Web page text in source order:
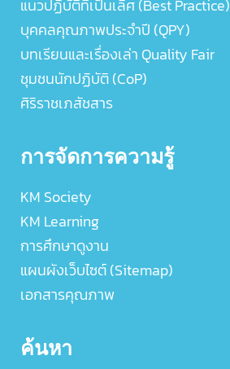
แนวปฏิบัติที่เป็นเลิศ (Best Practice)
บุคคลคุณภาพประจำปี (QPY)
บทเรียนและเรื่องเล่า Quality Fair
ชุมชนนักปฏิบัติ (CoP)
ศิริราชเภสัชสาร
การจัดการความรู้
KM Society
KM Learning
การศึกษาดูงาน
แผนผังเว็บไซต์ (Sitemap)
เอกสารคุณภาพ
ค้นหา